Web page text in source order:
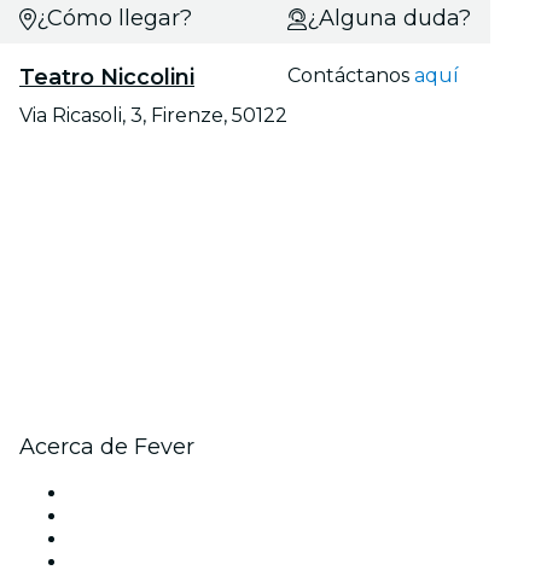
¿Cómo llegar?
Teatro Niccolini
Via Ricasoli, 3, Firenze, 50122
¿Alguna duda?
Contáctanos aquí
Acerca de Fever